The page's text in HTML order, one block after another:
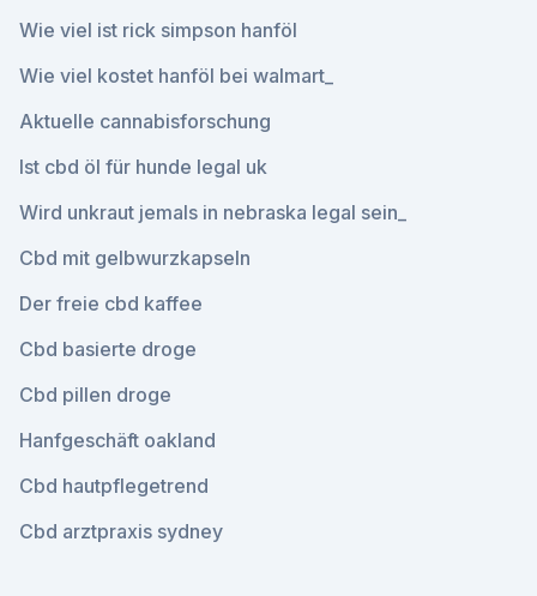
Wie viel ist rick simpson hanföl
Wie viel kostet hanföl bei walmart_
Aktuelle cannabisforschung
Ist cbd öl für hunde legal uk
Wird unkraut jemals in nebraska legal sein_
Cbd mit gelbwurzkapseln
Der freie cbd kaffee
Cbd basierte droge
Cbd pillen droge
Hanfgeschäft oakland
Cbd hautpflegetrend
Cbd arztpraxis sydney